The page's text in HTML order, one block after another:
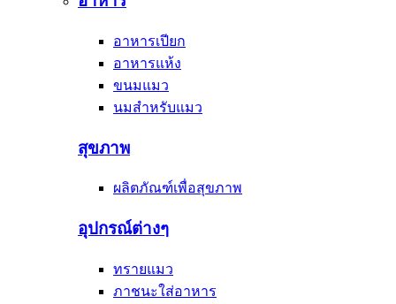
อาหารเปียก
อาหารแห้ง
ขนมแมว
นมสำหรับแมว
สุขภาพ
ผลิตภัณฑ์เพื่อสุขภาพ
อุปกรณ์ต่างๆ
ทรายแมว
ภาชนะใส่อาหาร